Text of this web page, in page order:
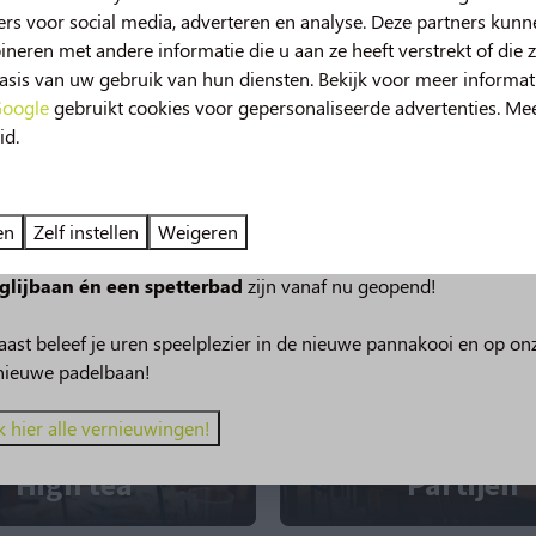
is
begonnen!
van mosselen opgelet!
Pubquiz
Test je kennis en
de mogelijkheden van het
High tea Partijen
zomer beleef je nog meer vakantieplezier op de Norgerberg!
van spetterplezier in het zwembad, onze nieuwe
én een spetterbad zijn vanaf nu geopend!
beleef je uren speelplezier in de nieuwe pannakooi en op
padelbaan!
hier alle vernieuwingen!
voor social media, adverteren en analyse. Deze partners
met andere informatie die u aan ze heeft verstrekt of die
van uw gebruik van hun diensten. Bekijk voor meer
gebruikt cookies voor gepersonaliseerde advertenties.
Zelf instellen Weigeren